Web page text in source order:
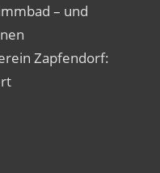
– und
Zapfendorf: